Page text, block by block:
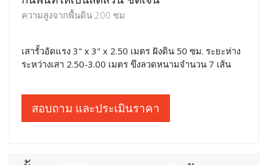
ความสูงจากพื้นดิน 200 ซม
เสารั้วอัดแรง 3" x 3" x 2.50 เมตร ฝังดิน 50 ซม. ระยะห่าง
ระหว่างเสา 2.50-3.00 เมตร ขึงลวดหนามจำนวน 7 เส้น
สอบถาม และประเมินราคา